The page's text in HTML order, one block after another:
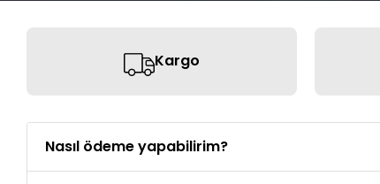
Kargo
Nasıl ödeme yapabilirim?